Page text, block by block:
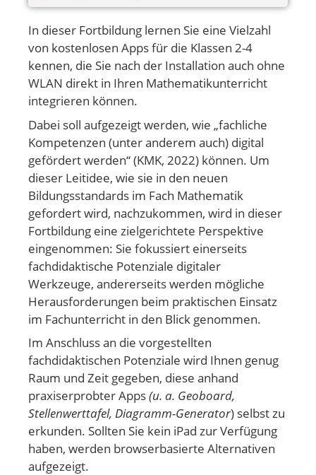
In dieser Fortbildung lernen Sie eine Vielzahl
von kostenlosen Apps für die Klassen 2-4
kennen, die Sie nach der Installation auch ohne
WLAN direkt in Ihren Mathematikunterricht
integrieren können.
Dabei soll aufgezeigt werden, wie „fachliche
Kompetenzen (unter anderem auch) digital
gefördert werden“ (KMK, 2022) können. Um
dieser Leitidee, wie sie in den neuen
Bildungsstandards im Fach Mathematik
gefordert wird, nachzukommen, wird in dieser
Fortbildung eine zielgerichtete Perspektive
eingenommen: Sie fokussiert einerseits
fachdidaktische Potenziale digitaler
Werkzeuge, andererseits werden mögliche
Herausforderungen beim praktischen Einsatz
im Fachunterricht in den Blick genommen.
Im Anschluss an die vorgestellten
fachdidaktischen Potenziale wird Ihnen genug
Raum und Zeit gegeben, diese anhand
praxiserprobter Apps(u. a. Geoboard,
Stellenwerttafel, Diagramm-Generator) selbst zu
erkunden. Sollten Sie kein iPad zur Verfügung
haben, werden browserbasierte Alternativen
aufgezeigt.